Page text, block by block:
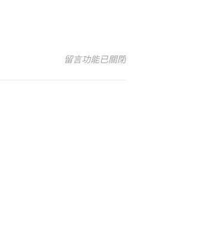
在〈雲林旅遊-親子遊莿桐花海季
留言功能已關閉